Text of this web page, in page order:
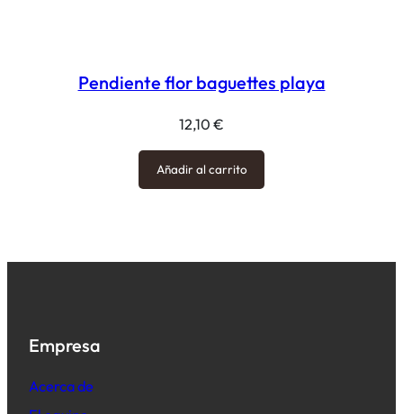
Pendiente flor baguettes playa
12,10 €
Añadir al carrito
Empresa
Acerca de